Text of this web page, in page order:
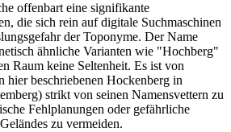
offenbart eine signifikante
die sich rein auf digitale Suchmaschinen
der Toponyme. Der Name
ähnliche Varianten wie "Hochberg"
Raum keine Seltenheit. Es ist von
hier beschriebenen Hockenberg in
strikt von seinen Namensvettern zu
Fehlplanungen oder gefährliche
zu vermeiden.